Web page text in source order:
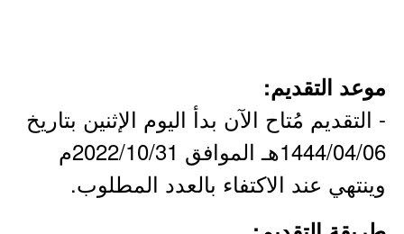
موعد التقديم:
- التقديم مُتاح الآن بدأ اليوم الإثنين بتاريخ
1444/04/06هـ الموافق 2022/10/31م
وينتهي عند الاكتفاء بالعدد المطلوب.